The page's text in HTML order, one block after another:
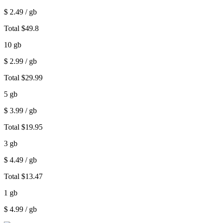
$ 2.49 / gb
Total $49.8
10 gb
$ 2.99 / gb
Total $29.99
5 gb
$ 3.99 / gb
Total $19.95
3 gb
$ 4.49 / gb
Total $13.47
1 gb
$ 4.99 / gb